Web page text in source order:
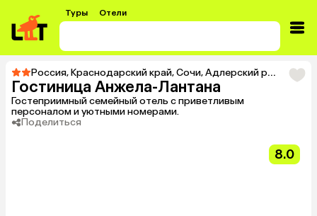
Туры Отели
Россия,Краснодарский край,Сочи,Адлерский район ,
Гостиница Анжела-Лантана
Гостеприимный семейный отель с приветливым
персоналом и уютными номерами.
Поделиться
8.0